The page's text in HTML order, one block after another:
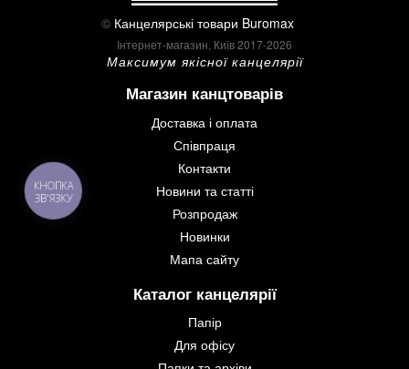
© Канцелярські товари Buromax
Інтернет-магазин, Київ 2017-2026
Максимум якісної канцелярії
Магазин канцтоварів
Доставка і оплата
Співпраця
Контакти
Новини та статті
Розпродаж
Новинки
Мапа сайту
Каталог канцелярії
Папір
Для офісу
КНОПКА
ЗВ'ЯЗКУ